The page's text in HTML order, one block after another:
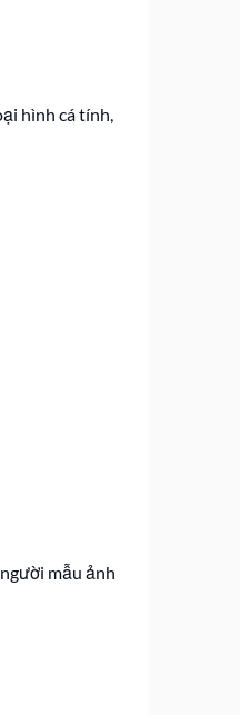
hình cá tính,
mẫu ảnh